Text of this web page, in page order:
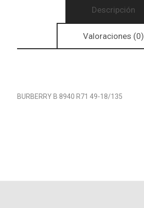
Descripción
Valoraciones (0)
BURBERRY B 8940 R71 49-18/135